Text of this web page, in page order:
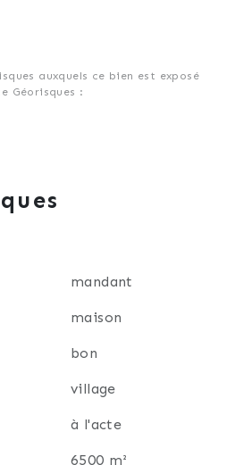
auxquels ce bien est exposé
Géorisques :
mandant
maison
bon
village
à l'acte
6500 m²